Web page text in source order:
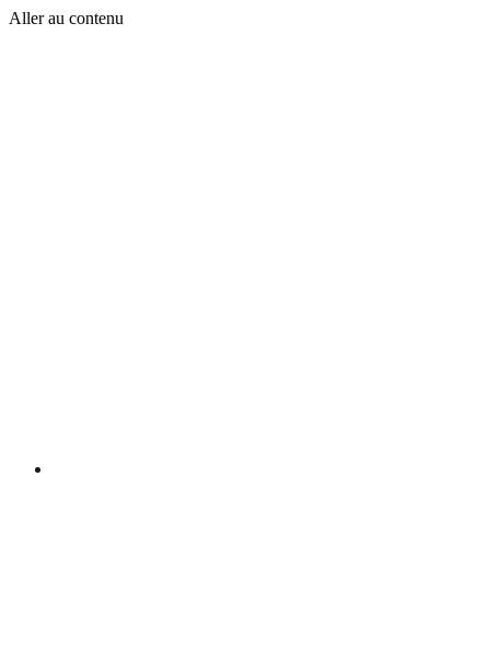
Aller au contenu